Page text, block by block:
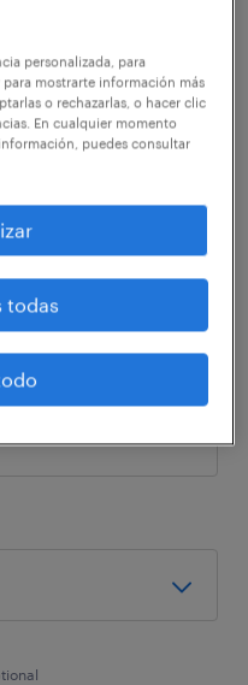
personalizada, para
mostrarte información más
o rechazarlas, o hacer clic
En cualquier momento
puedes consultar
todas